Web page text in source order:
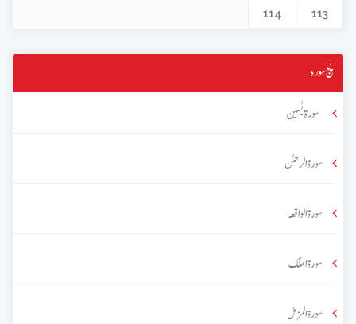
113
114
پنج سورہ
سورۃ یٰسین
سورۃ الرحمٰن
سورۃ الواقعہ
سورۃ الملک
سورۃ المزمل